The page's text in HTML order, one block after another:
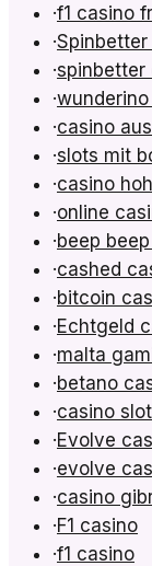
·f1 casino
·
·spinbetter
·
·casino
·slots mit
·casino
·online
·beep
·cashed
·bitcoin
·Echtgeld
·malta
·betano
·casino
·Evolve
·evolve
·casino
·F1 casino
·f1 casino